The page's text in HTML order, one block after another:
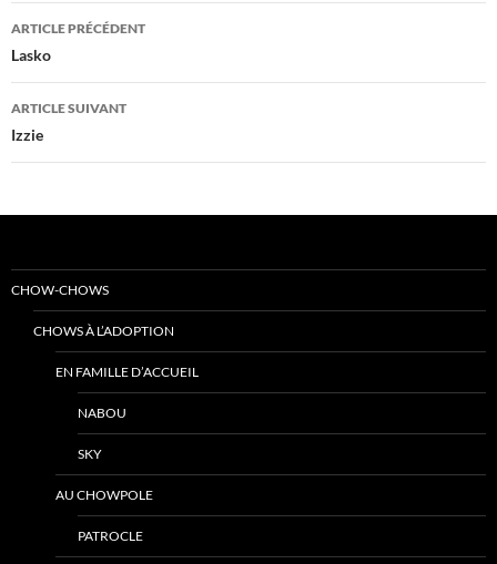
Navigation
des
articles
ARTICLE PRÉCÉDENT
Lasko
ARTICLE SUIVANT
Izzie
CHOW-CHOWS
CHOWS À L’ADOPTION
EN FAMILLE D’ACCUEIL
NABOU
SKY
AU CHOWPOLE
PATROCLE